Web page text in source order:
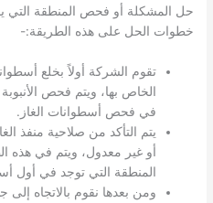
حل المشكلة أو فحص المنطقة التي
خطوات الحل على هذه الطريقة:-
تقوم الشركة أولاً بخلع
الخاص بها، ويتم فحص
في فحص أسطوانات الغاز.
يتم التأكد من صلاحية منفذ
أو غير معدول، ويتم في هذه
المنطقة التي توجد في أول
ومن بعدها نقوم بالاتجاه